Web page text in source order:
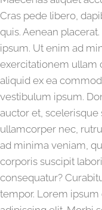
Cras pede libero,
quis. Aenean
ipsum. Ut enim ad
exercitationem ullam
aliquid ex ea
vestibulum ipsum.
auctor et, scelerisque
ullamcorper nec,
ad minima veniam,
corporis suscipit
consequatur?
tempor. Lorem